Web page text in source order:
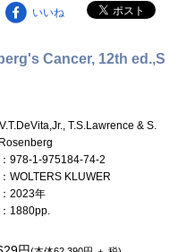
いいね
Cancer, 12th ed.,S
V.T.DeVita,Jr., T.S.Lawrence & S.
：978-1-975184-74-2
：WOLTERS KLUWER
：2023年
：1880pp.